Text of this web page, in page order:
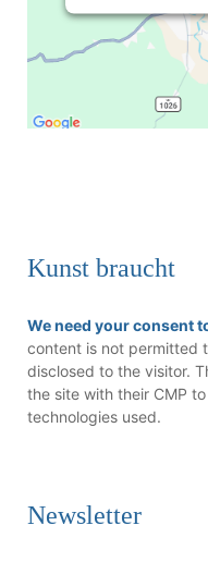
Kunst braucht
We need your consent
content is not permitted
disclosed to the visitor.
the site with their CMP
technologies used.
Newsletter